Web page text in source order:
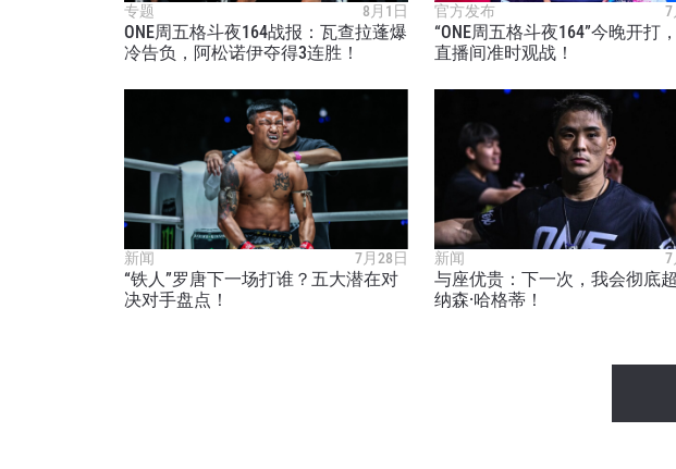
专题 8月1日
ONE周五格斗夜164战报：瓦查拉蓬爆
冷告负，阿松诺伊夺得3连胜！
官方发布 7
“ONE周五格斗夜164”今晚开打
直播间准时观战！
新闻 7月28日
“铁人”罗唐下一场打谁？五大潜在对
决对手盘点！
新闻 7
与座优贵：下一次，我会彻底
纳森·哈格蒂！